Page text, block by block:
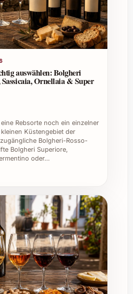
und Vielschichtigkeit
geschätzten Geschenk
Haut-Bailly 2023
Fachhändlern,
Weinshops sowie
erhältlich.
für den Einsatz von
Aromatik und
Qualität sind perfekt für
Sammler. In der
er Gäste in
ebenso wie bei
Für Firmenanlässe und
dieser Bordeaux-Grand Cru
Eindrücke. Gerade an
auswählen: Bolgheri
Sassicaia, Ornellaia & Super
Rebsorte noch ein einzelner
Küstengebiet der
Bolgheri-Rosso-
Bolgheri Superiore,
oder…